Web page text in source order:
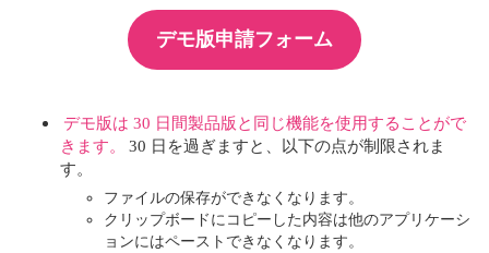
デモ版申請フォーム
デモ版は 30 日間製品版と同じ機能を使用することがで
きます。
30 日を過ぎますと、以下の点が制限されま
す。
ファイルの保存ができなくなります。
クリップボードにコピーした内容は他のアプリケーシ
ョンにはペーストできなくなります。